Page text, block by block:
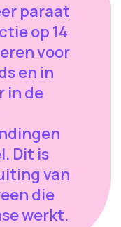
paraat
op 14
voor
en in
in de
Dit is
van
die
werkt.